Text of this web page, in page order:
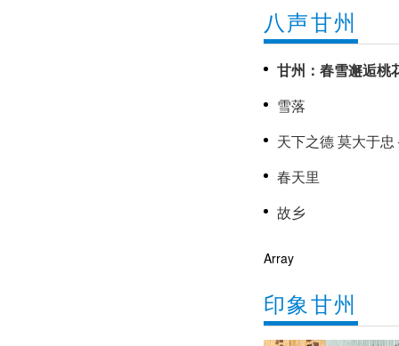
显千年古建之美
八声甘州
甘州：春雪邂逅桃
雪落
春天里
故乡
Array
印象甘州